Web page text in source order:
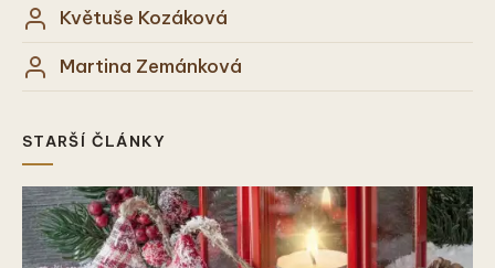
Květuše Kozáková
Martina Zemánková
STARŠÍ ČLÁNKY